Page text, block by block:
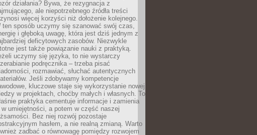
działania? Bywa, że rezygnacja z
ale niepotrzebnego źródła treści
więcej korzyści niż dołożenie kolejnego.
ten sposób uczymy się szanować swój czas,
i głęboką uwagę, która jest dziś jednym z
deficytowych zasobów. Niezwykle
jest także powiązanie nauki z praktyką.
uczymy się języka, to nie wystarczy
podręcznika – trzeba pisać
rozmawiać, słuchać autentycznych
Jeśli zdobywamy kompetencje
kluczowe staje się wykorzystanie nowej
w projektach, choćby małych i własnych. To
praktyka cementuje informacje i zamienia
w umiejętności, a potem w część naszej
Bez niej rozwój pozostaje
hasłem, a nie realną zmianą. Warto
zadbać o równowagę pomiędzy rozwojem